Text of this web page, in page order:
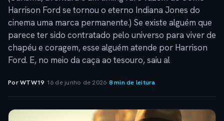
Harrison Ford se tornou o eterno Indiana Jones do
cinema uma marca permanente.) Se existe alguém que
parece ter sido contratado pelo universo para viver de
chapéu e coragem, esse alguém atende por Harrison
Ford. E, no meio da caça ao tesouro, saiu al
Por WTW19· 16 de junho de 2026·8 min de leitura